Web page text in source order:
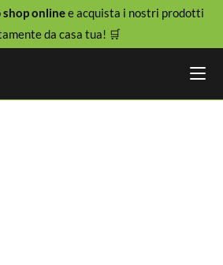
shop onlinee acquista i nostri prodotti
da casa tua! 🛒